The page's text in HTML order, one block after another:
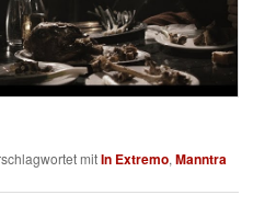
mitIn Extremo,Manntra